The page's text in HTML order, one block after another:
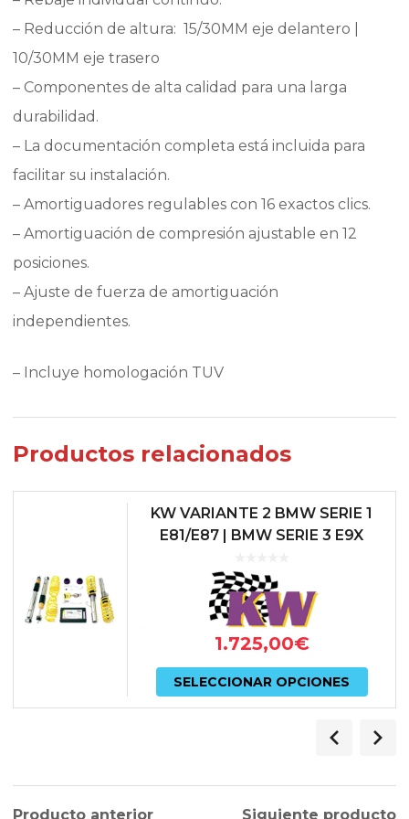
– Reducción de altura: 15/30MM eje delantero |
10/30MM eje trasero
– Componentes de alta calidad para una larga
durabilidad.
– La documentación completa está incluida para
facilitar su instalación.
– Amortiguadores regulables con 16 exactos clics.
– Amortiguación de compresión ajustable en 12
posiciones.
– Ajuste de fuerza de amortiguación
independientes.
– Incluye homologación TUV
Productos relacionados
KW VARIANTE 2 BMW SERIE 1
E81/E87 | BMW SERIE 3 E9X
1.725,00€
SELECCIONAR OPCIONES
Este
tiene
Producto anterior Siguiente producto